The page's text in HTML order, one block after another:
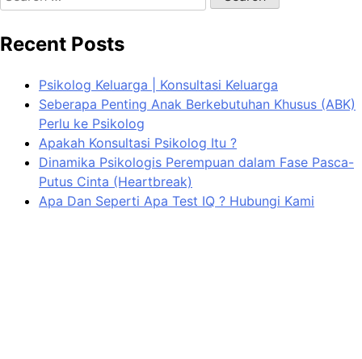
for:
Recent Posts
Psikolog Keluarga | Konsultasi Keluarga
Seberapa Penting Anak Berkebutuhan Khusus (ABK)
Perlu ke Psikolog
Apakah Konsultasi Psikolog Itu ?
Dinamika Psikologis Perempuan dalam Fase Pasca-
Putus Cinta (Heartbreak)
Apa Dan Seperti Apa Test IQ ? Hubungi Kami